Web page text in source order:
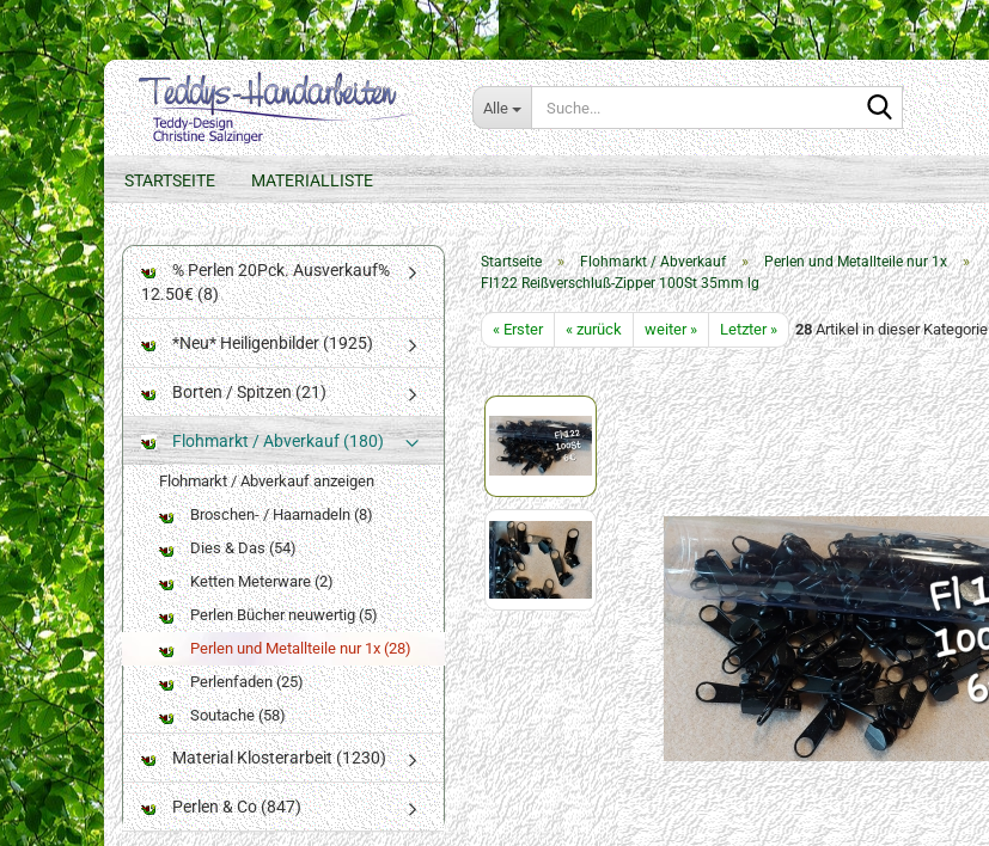
Alle
Suche...
STARTSEITE MATERIALLISTE
Startseite » Flohmarkt / Abverkauf » Perlen und Metallteile nur 1x »
Fl122 Reißverschluß-Zipper 100St 35mm lg
« Erster « zurück weiter » Letzter » 28Artikel in dieser Kategorie
% Perlen 20Pck. Ausverkauf%
12.50€ (8)
*Neu* Heiligenbilder (1925)
Borten / Spitzen (21)
Flohmarkt / Abverkauf (180)
Flohmarkt / Abverkauf anzeigen
Broschen- / Haarnadeln (8)
Dies & Das (54)
Ketten Meterware (2)
Perlen Bücher neuwertig (5)
Perlen und Metallteile nur 1x (28)
Perlenfaden (25)
Soutache (58)
Material Klosterarbeit (1230)
Perlen & Co (847)